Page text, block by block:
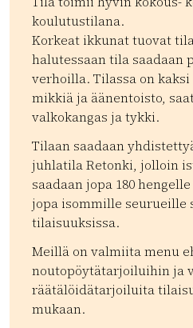
koulutustilana.
Korkeat ikkunat tuovat
halutessaan tila saadaan
verhoilla. Tilassa on kaksi
mikkiä ja äänentoisto,
valkokangas ja tykki.
Tilaan saadaan
juhlatila Retonki, jolloin
saadaan jopa 180
jopa isommille seurueille
tilaisuuksissa.
Meillä on valmiita menu
noutopöytätarjoiluihin ja
räätälöidätarjoiluita
mukaan.